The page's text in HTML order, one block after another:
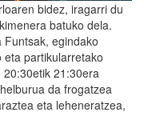
bidez, iragarri du
batuko dela.
Funtsak, egindako
partikularretako
21:30era
da frogatzea
eta leheneratzea,